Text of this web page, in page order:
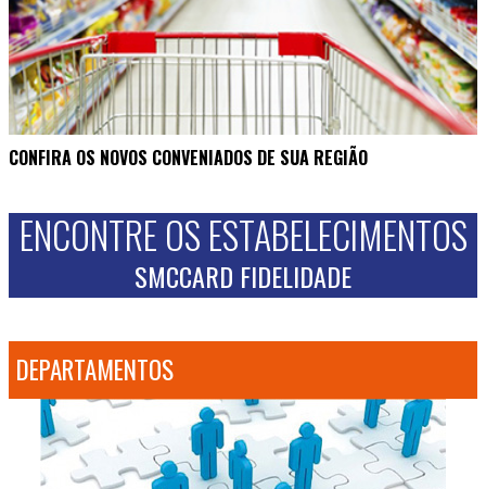
CONFIRA OS NOVOS CONVENIADOS DE SUA REGIÃO
ENCONTRE OS ESTABELECIMENTOS
SMCCARD FIDELIDADE
DEPARTAMENTOS